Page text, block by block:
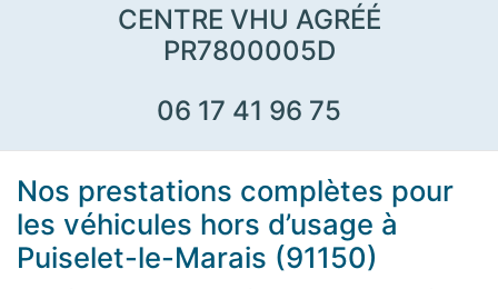
CENTRE VHU AGRÉÉ
PR7800005D
06 17 41 96 75
Nos prestations complètes pour
les véhicules hors d’usage à
Puiselet-le-Marais (91150)